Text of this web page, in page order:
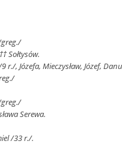
greg./
Sołtysów.
r./, Józefa, Mieczysław, Józef,
greg./
Serewa.
/33 r./.